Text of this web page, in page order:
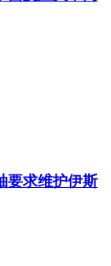
要求维护伊斯